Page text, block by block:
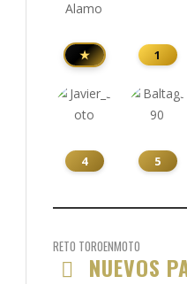
★ 1
4 5
RETO TOROENMOTO
NUEVOS